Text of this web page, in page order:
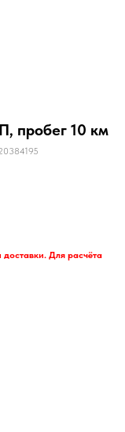
пробег 10 км
Для расчёта